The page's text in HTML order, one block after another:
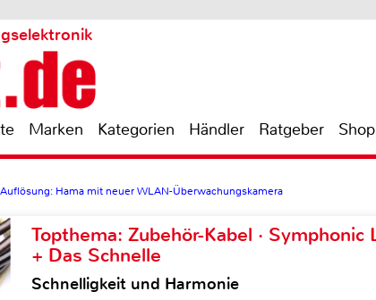
Marken Kategorien Händler Ratgeber Shop
Hama mit neuer WLAN-Überwachungskamera
Topthema: Zubehör-Kabel ·
+ Das Schnelle
Schnelligkeit und Harmonie